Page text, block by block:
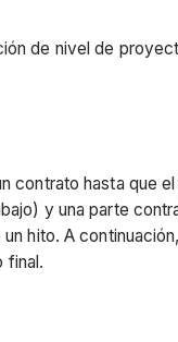
de nivel de
hasta que
y una parte
hito. A
final.